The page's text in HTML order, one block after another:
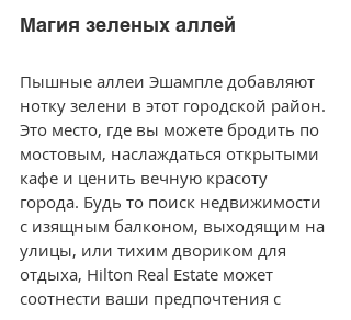
Магия зеленых аллей
Пышные аллеи Эшампле добавляют
нотку зелени в этот городской район.
Это место, где вы можете бродить по
мостовым, наслаждаться открытыми
кафе и ценить вечную красоту
города. Будь то поиск недвижимости
с изящным балконом, выходящим на
улицы, или тихим двориком для
отдыха, Hilton Real Estate может
соотнести ваши предпочтения с